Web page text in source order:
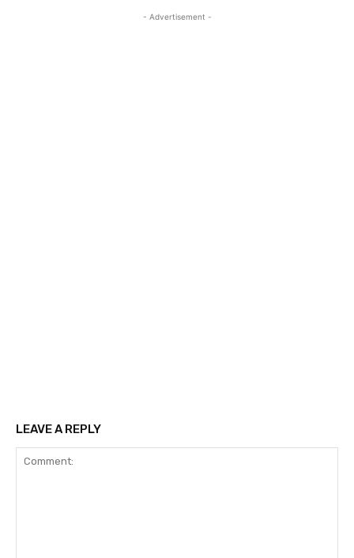
- Advertisement -
LEAVE A REPLY